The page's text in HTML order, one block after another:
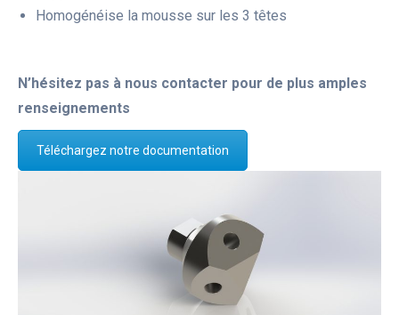
Homogénéise la mousse sur les 3 têtes
N’hésitez pas à nous contacter pour de plus amples
renseignements
Téléchargez notre documentation